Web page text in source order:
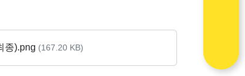
종).png (167.20 KB)